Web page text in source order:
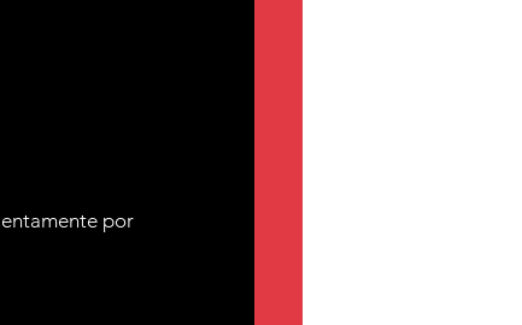
por